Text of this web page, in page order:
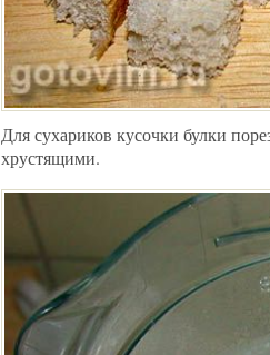
Для сухариков кусочки булки
хрустящими.